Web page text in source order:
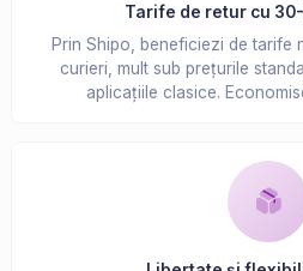
Tarife de retur cu
Prin Shipo, beneficiezi de tarife
curieri, mult sub prețurile
aplicațiile clasice.